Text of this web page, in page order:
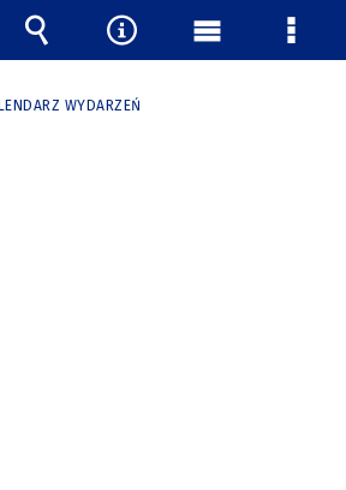
WYDARZEŃ
Wyszukiwarka
Narzędzia
Menu Menu